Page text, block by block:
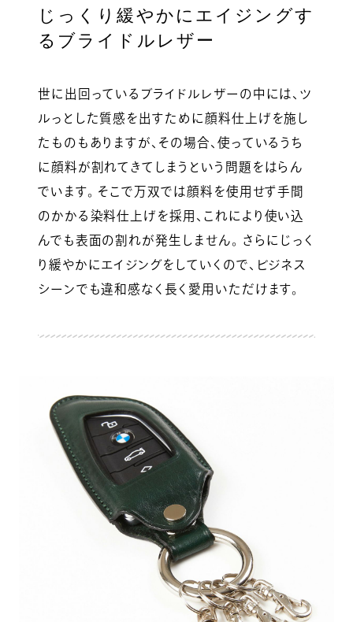
じっくり緩やかにエイジングす
るブライドルレザー
世に出回っているブライドルレザーの中には、ツ
ルっとした質感を出すために顔料仕上げを施し
たものもありますが、その場合、使っているうち
に顔料が割れてきてしまうという問題をはらん
でいます。 そこで万双では顔料を使用せず手間
のかかる染料仕上げを採用、これにより使い込
んでも表面の割れが発生しません。 さらにじっく
り緩やかにエイジングをしていくので、ビジネス
シーンでも違和感なく長く愛用いただけます。